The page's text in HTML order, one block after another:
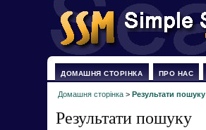
ДОМАШНЯ СТОРІНКА ПРО НАС
Домашня сторінка >Результати пошуку
Результати пошуку